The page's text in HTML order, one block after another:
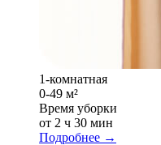
1-комнатная
0-49 м²
Время уборки
от 2 ч 30 мин
Подробнее →